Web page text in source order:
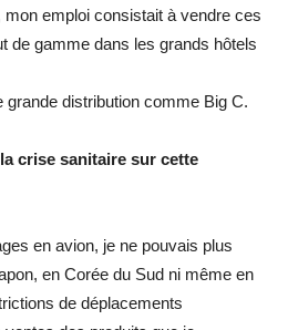
emploi consistait à vendre ces
de gamme dans les grands hôtels
distribution comme Big C.
crise sanitaire sur cette
en avion, je ne pouvais plus
en Corée du Sud ni même en
de déplacements